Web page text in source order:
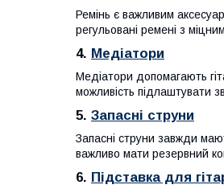
Ремінь є важливим
регульовані ремені з
4. Медіатори
Медіатори допомагають
можливість підлаштувати
5. Запасні струни
Запасні струни завжди
важливо мати резервний
6. Підставка для